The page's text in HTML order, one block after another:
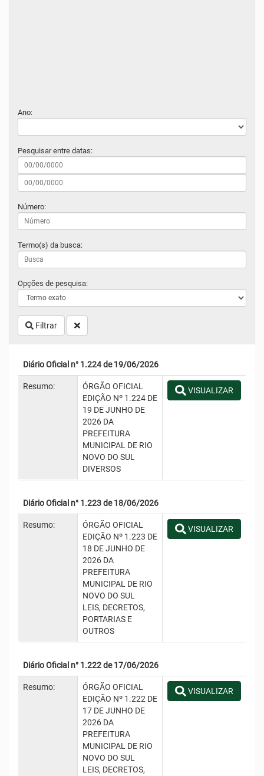
Ano:
Pesquisar entre datas:
Número:
Termo(s) da busca:
Opções de pesquisa:
Filtrar
Diário Oficial n° 1.224 de 19/06/2026
Resumo:
ÓRGÃO OFICIAL
EDIÇÃO Nº 1.224 DE
19 DE JUNHO DE
2026 DA
PREFEITURA
MUNICIPAL DE RIO
NOVO DO SUL
DIVERSOS
VISUALIZAR
Diário Oficial n° 1.223 de 18/06/2026
Resumo:
ÓRGÃO OFICIAL
EDIÇÃO Nº 1.223 DE
18 DE JUNHO DE
2026 DA
PREFEITURA
MUNICIPAL DE RIO
NOVO DO SUL
LEIS, DECRETOS,
PORTARIAS E
OUTROS
VISUALIZAR
Diário Oficial n° 1.222 de 17/06/2026
Resumo:
ÓRGÃO OFICIAL
EDIÇÃO Nº 1.222 DE
17 DE JUNHO DE
2026 DA
PREFEITURA
MUNICIPAL DE RIO
NOVO DO SUL
LEIS, DECRETOS,
VISUALIZAR